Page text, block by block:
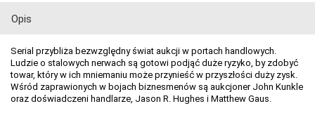
Opis
Serial przybliża bezwzględny świat aukcji w portach handlowych.
Ludzie o stalowych nerwach są gotowi podjąć duże ryzyko, by zdobyć
towar, który w ich mniemaniu może przynieść w przyszłości duży zysk.
Wśród zaprawionych w bojach biznesmenów są aukcjoner John Kunkle
oraz doświadczeni handlarze, Jason R. Hughes i Matthew Gaus.